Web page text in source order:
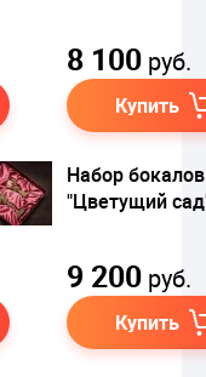
8 100 руб.
Купить
Набор бокалов
"Цветущий
9 200 руб.
Купить